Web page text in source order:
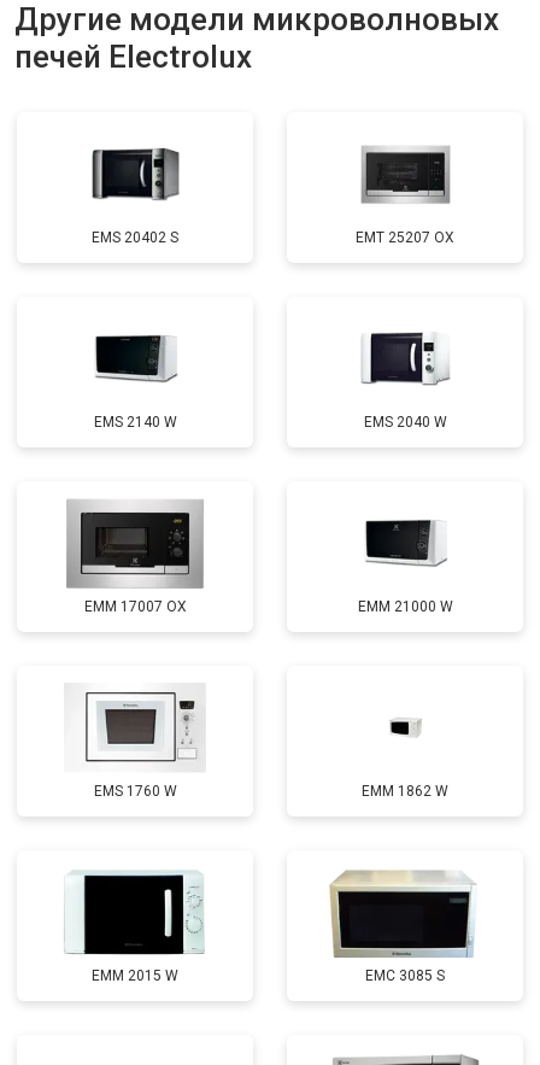
Другие модели микроволновых
печей Electrolux
EMS 20402 S EMT 25207 OX
EMS 2140 W EMS 2040 W
EMM 17007 OX EMM 21000 W
EMS 1760 W EMM 1862 W
EMM 2015 W EMC 3085 S